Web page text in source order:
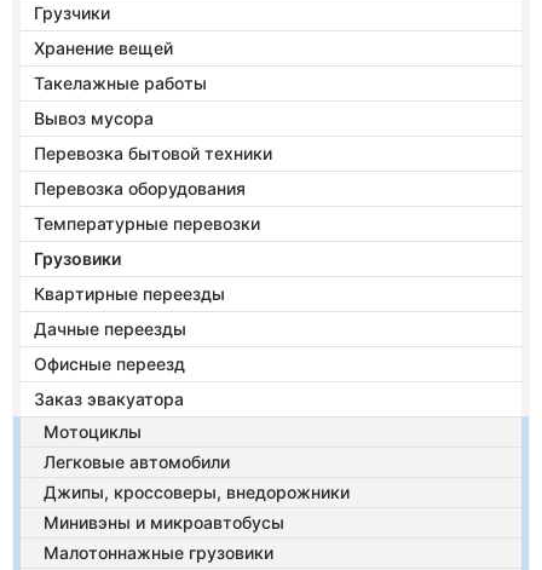
Грузчики
Хранение вещей
Такелажные работы
Вывоз мусора
Перевозка бытовой техники
Перевозка оборудования
Температурные перевозки
Грузовики
Квартирные переезды
Дачные переезды
Офисные переезд
Заказ эвакуатора
Мотоциклы
Легковые автомобили
Джипы, кроссоверы, внедорожники
Минивэны и микроавтобусы
Малотоннажные грузовики